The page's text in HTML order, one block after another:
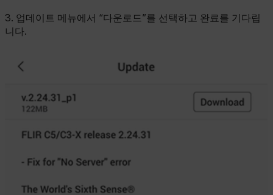
3. 업데이트 메뉴에서 “다운로드”를 선택하고 완료를 기다립
니다.